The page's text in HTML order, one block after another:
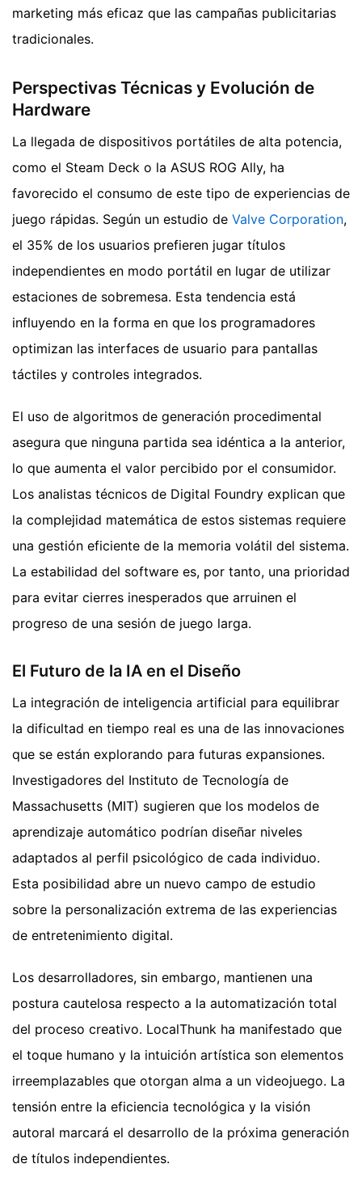
marketing más eficaz que las campañas publicitarias
tradicionales.
Perspectivas Técnicas y Evolución de
Hardware
La llegada de dispositivos portátiles de alta potencia,
como el Steam Deck o la ASUS ROG Ally, ha
favorecido el consumo de este tipo de experiencias de
juego rápidas. Según un estudio de Valve Corporation,
el 35% de los usuarios prefieren jugar títulos
independientes en modo portátil en lugar de utilizar
estaciones de sobremesa. Esta tendencia está
influyendo en la forma en que los programadores
optimizan las interfaces de usuario para pantallas
táctiles y controles integrados.
El uso de algoritmos de generación procedimental
asegura que ninguna partida sea idéntica a la anterior,
lo que aumenta el valor percibido por el consumidor.
Los analistas técnicos de Digital Foundry explican que
la complejidad matemática de estos sistemas requiere
una gestión eficiente de la memoria volátil del sistema.
La estabilidad del software es, por tanto, una prioridad
para evitar cierres inesperados que arruinen el
progreso de una sesión de juego larga.
El Futuro de la IA en el Diseño
La integración de inteligencia artificial para equilibrar
la dificultad en tiempo real es una de las innovaciones
que se están explorando para futuras expansiones.
Investigadores del Instituto de Tecnología de
Massachusetts (MIT) sugieren que los modelos de
aprendizaje automático podrían diseñar niveles
adaptados al perfil psicológico de cada individuo.
Esta posibilidad abre un nuevo campo de estudio
sobre la personalización extrema de las experiencias
de entretenimiento digital.
Los desarrolladores, sin embargo, mantienen una
postura cautelosa respecto a la automatización total
del proceso creativo. LocalThunk ha manifestado que
el toque humano y la intuición artística son elementos
irreemplazables que otorgan alma a un videojuego. La
tensión entre la eficiencia tecnológica y la visión
autoral marcará el desarrollo de la próxima generación
de títulos independientes.